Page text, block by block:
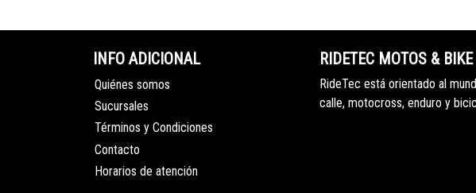
INFO ADICIONAL
Quiénes somos
Sucursales
Términos y Condiciones
Contacto
Horarios de atención
RIDETEC MOTOS &
RideTec está orientado al
calle, motocross, enduro y